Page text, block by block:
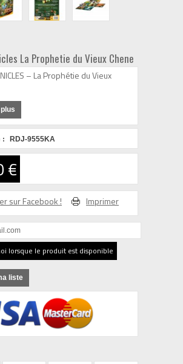
La Prophetie du Vieux Chene
– La Prophétie du Vieux
: RDJ-9555KA
€
sur Facebook ! Imprimer
lorsque le produit est disponible
liste